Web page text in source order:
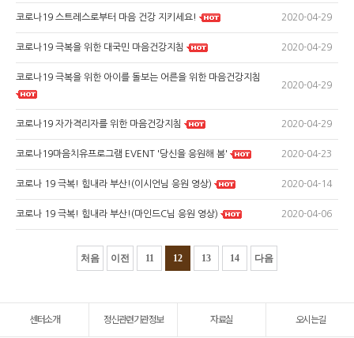
코로나19 스트레스로부터 마음 건강 지키세요! 2020-04-29
코로나19 극복을 위한 대국민 마음건강지침 2020-04-29
코로나19 극복을 위한 아이를 돌보는 어른을 위한 마음건강지침
2020-04-29
코로나19 자가격리자를 위한 마음건강지침 2020-04-29
코로나19마음치유프로그램 EVENT '당신을 응원해 봄' 2020-04-23
코로나 19 극복! 힘내라 부산!(이시언님 응원 영상) 2020-04-14
코로나 19 극복! 힘내라 부산!(마인드C님 응원 영상) 2020-04-06
처음 이전 11 12 13 14 다음
센터소개 정신관련기관정보 자료실 오시는길